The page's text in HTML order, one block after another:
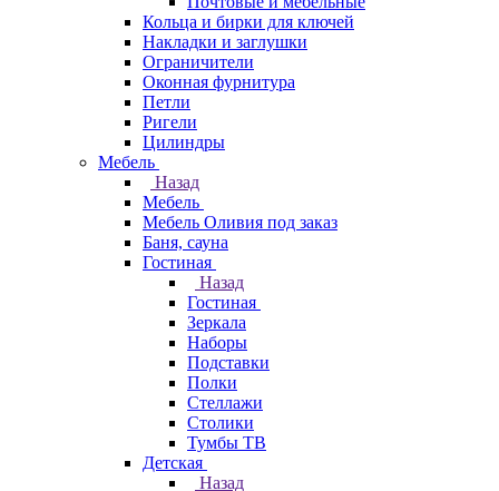
Кольца и бирки для ключей
Накладки и заглушки
Ограничители
Оконная фурнитура
Петли
Ригели
Цилиндры
Мебель
Назад
Мебель
Мебель Оливия под заказ
Баня, сауна
Гостиная
Назад
Гостиная
Зеркала
Наборы
Подставки
Полки
Стеллажи
Столики
Тумбы ТВ
Детская
Назад